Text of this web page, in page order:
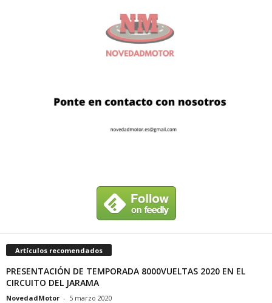
Artículos recomendados
PRESENTACIÓN DE TEMPORADA 8000VUELTAS 2020 EN EL
CIRCUITO DEL JARAMA
NovedadMotor - 5 marzo 2020